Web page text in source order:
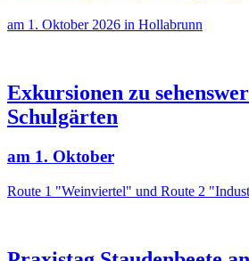
am 1. Oktober 2026 in Hollabrunn
Exkursionen zu
Schulgärten
am 1. Oktober
Route 1 "Weinviertel" und Route 2